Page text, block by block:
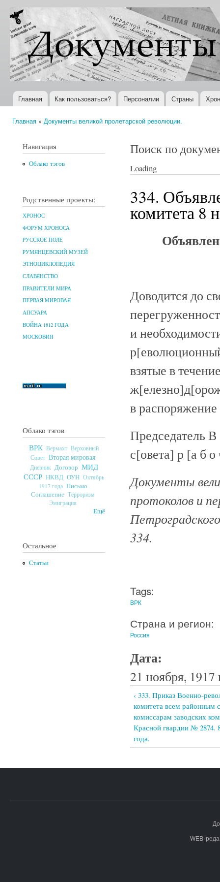
Документы
XX века
Всемирная
история в
Интернете
Главное меню
Главная Как пользоваться? Персоналии Страны
Главная » Документы великой пролетарской революции.
Навигация
Облако тэгов
Родственные проекты:
ХРОНОС
ФОРУМ ХРОНОСА
РУССКОЕ ПОЛЕ
РУМЯНЦЕВСКИЙ МУЗЕЙ
ЭТНОЦИКЛОПЕДИЯ
СЛАВЯНСТВО
ПРАВИТЕЛИ МИРА
ПЕРВАЯ МИРОВАЯ
АПСУАРА
ВОЙНА 1812 ГОДА
МОСКОВИЯ
Облако тэгов
ВРК Вермахт Верховный
Совет Вторая мировая
Дневник Договор МИД
СССР НКВД ОУН Октябрь
1917 года Письмо
Соглашение Терроризм
Эмиграция
Ещё
Остальное
Статьи
Поиск по
Loading
334.
комитета 8
Доводится до
и
взятые в
в
Председатель
с[овета] р [а б
Документы
протоколов и
334.
Tags:
ВРК
Страна и регион:
Россия
Дата:
21 ноября, 1917
‹ 333. Приказ Военно-
комитета всем районным
комиссарам заводских
Красной гвардии № 2874.
года.
WEB-